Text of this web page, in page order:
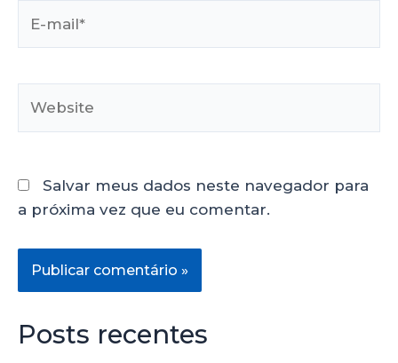
Salvar meus dados neste navegador para
a próxima vez que eu comentar.
Posts recentes